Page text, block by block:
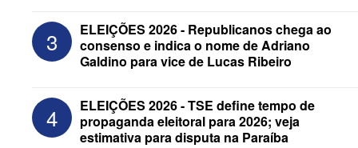
ELEIÇÕES 2026 - Senado: Novo
anuncia Zé Carneiro e Pastor Jader
Medeiros na suplência de Major Fábio
3
ELEIÇÕES 2026 - Republicanos chega ao
consenso e indica o nome de Adriano
Galdino para vice de Lucas Ribeiro
4
ELEIÇÕES 2026 - TSE define tempo de
propaganda eleitoral para 2026; veja
estimativa para disputa na Paraíba